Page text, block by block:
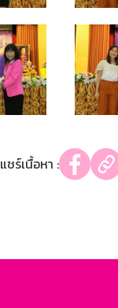
แชร์เนื้อหา :